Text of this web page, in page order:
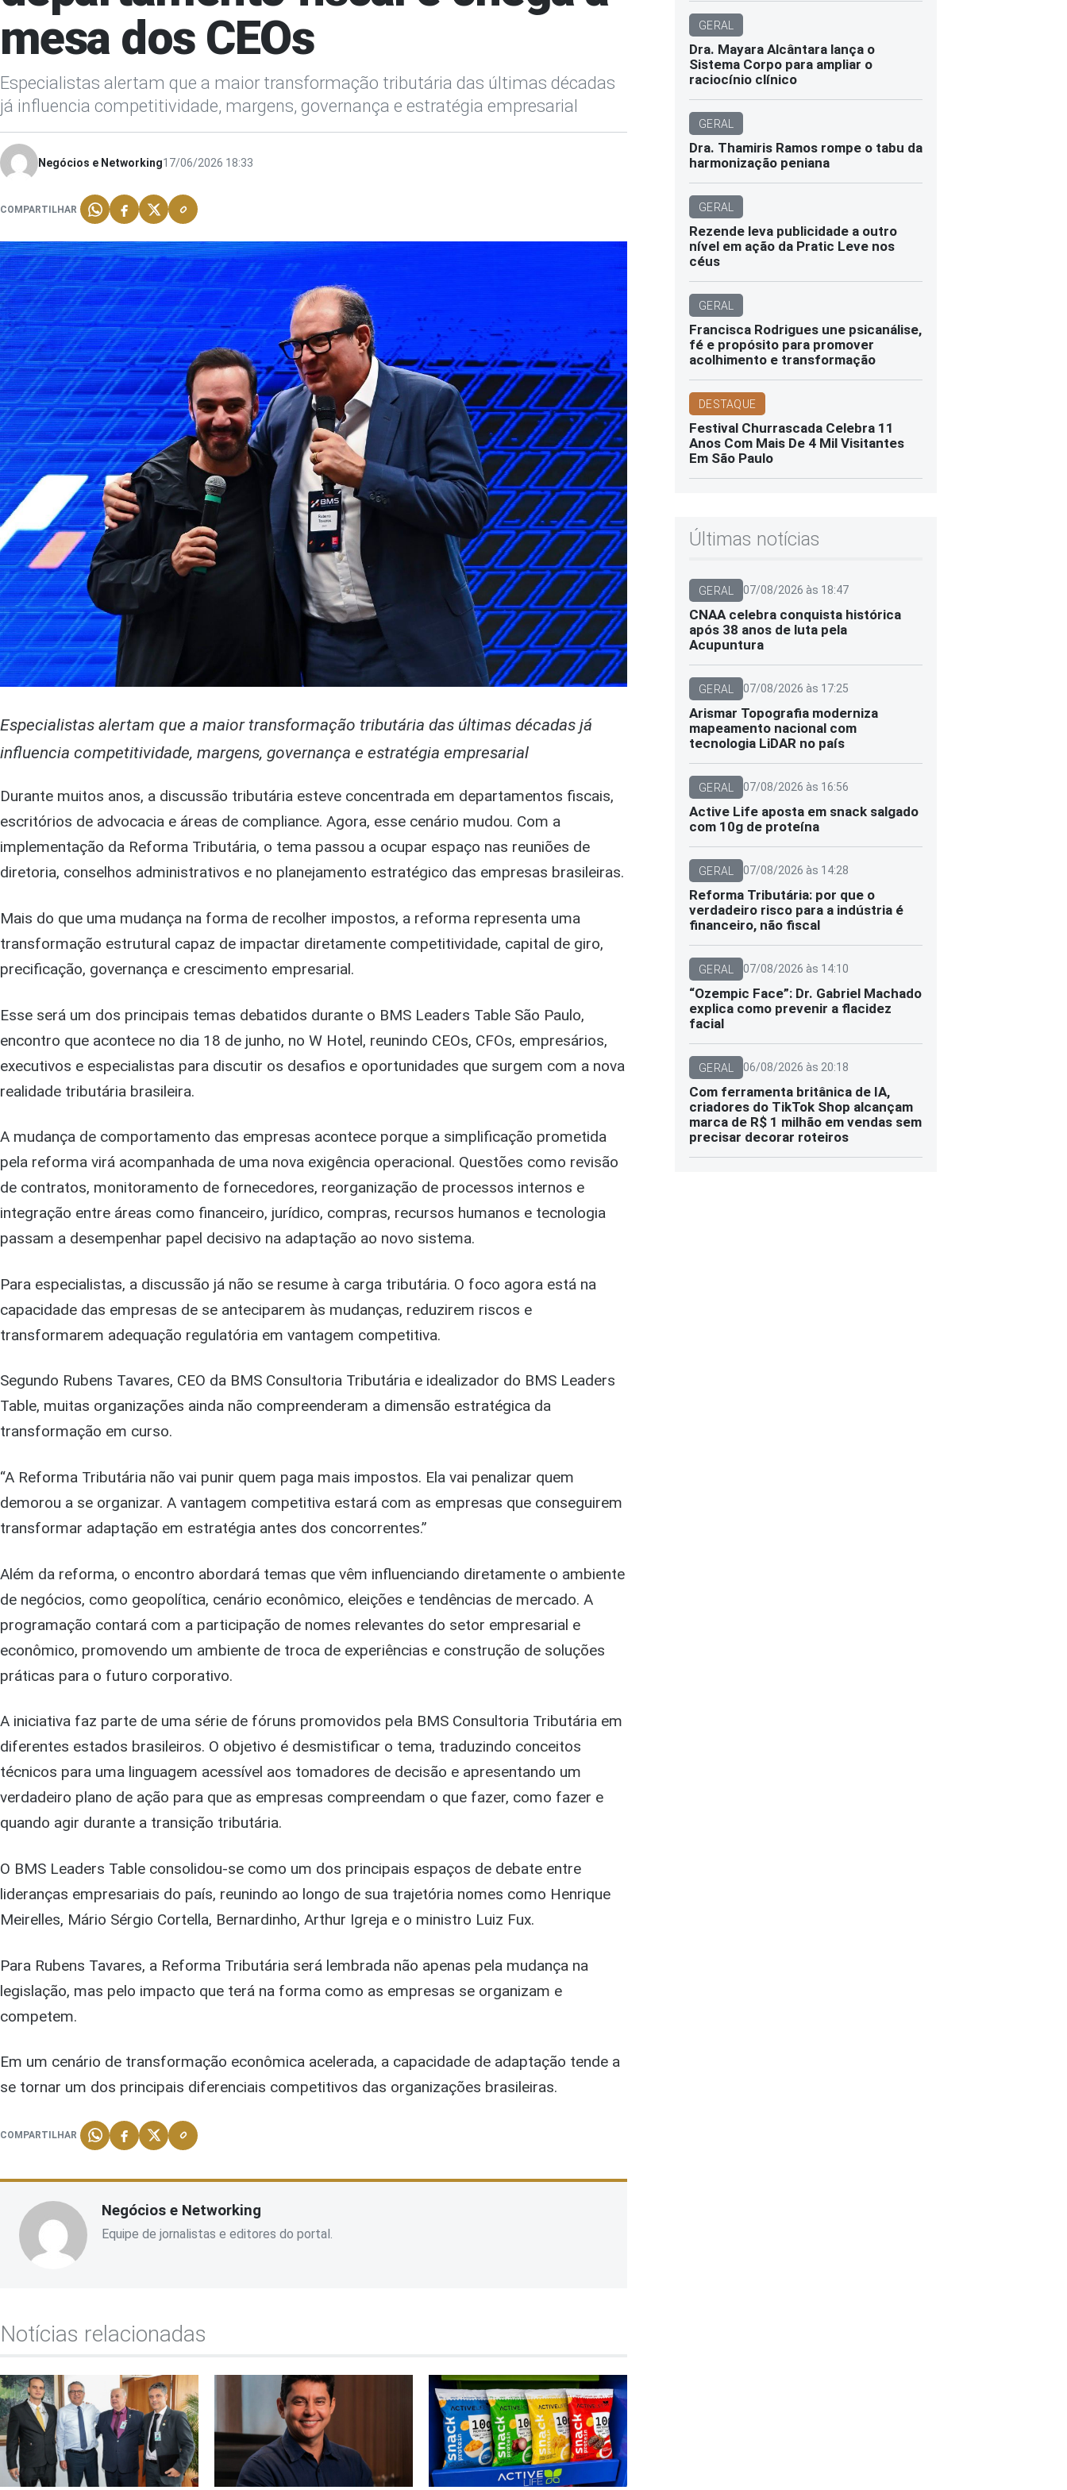
mesa dos CEOs
Especialistas alertam que a maior transformação tributária das últimas décadas
já influencia competitividade, margens, governança e estratégia empresarial
Negócios e Networking17/06/2026 18:33
COMPARTILHAR
Especialistas alertam que a maior transformação tributária das últimas décadas já
influencia competitividade, margens, governança e estratégia empresarial
Durante muitos anos, a discussão tributária esteve concentrada em departamentos fiscais,
escritórios de advocacia e áreas de compliance. Agora, esse cenário mudou. Com a
implementação da Reforma Tributária, o tema passou a ocupar espaço nas reuniões de
diretoria, conselhos administrativos e no planejamento estratégico das empresas brasileiras.
Mais do que uma mudança na forma de recolher impostos, a reforma representa uma
transformação estrutural capaz de impactar diretamente competitividade, capital de giro,
precificação, governança e crescimento empresarial.
Esse será um dos principais temas debatidos durante o BMS Leaders Table São Paulo,
encontro que acontece no dia 18 de junho, no W Hotel, reunindo CEOs, CFOs, empresários,
executivos e especialistas para discutir os desafios e oportunidades que surgem com a nova
realidade tributária brasileira.
A mudança de comportamento das empresas acontece porque a simplificação prometida
pela reforma virá acompanhada de uma nova exigência operacional. Questões como revisão
de contratos, monitoramento de fornecedores, reorganização de processos internos e
integração entre áreas como financeiro, jurídico, compras, recursos humanos e tecnologia
passam a desempenhar papel decisivo na adaptação ao novo sistema.
Para especialistas, a discussão já não se resume à carga tributária. O foco agora está na
capacidade das empresas de se anteciparem às mudanças, reduzirem riscos e
transformarem adequação regulatória em vantagem competitiva.
Segundo Rubens Tavares, CEO da BMS Consultoria Tributária e idealizador do BMS Leaders
Table, muitas organizações ainda não compreenderam a dimensão estratégica da
transformação em curso.
“A Reforma Tributária não vai punir quem paga mais impostos. Ela vai penalizar quem
demorou a se organizar. A vantagem competitiva estará com as empresas que conseguirem
transformar adaptação em estratégia antes dos concorrentes.”
Além da reforma, o encontro abordará temas que vêm influenciando diretamente o ambiente
de negócios, como geopolítica, cenário econômico, eleições e tendências de mercado. A
programação contará com a participação de nomes relevantes do setor empresarial e
econômico, promovendo um ambiente de troca de experiências e construção de soluções
práticas para o futuro corporativo.
A iniciativa faz parte de uma série de fóruns promovidos pela BMS Consultoria Tributária em
diferentes estados brasileiros. O objetivo é desmistificar o tema, traduzindo conceitos
técnicos para uma linguagem acessível aos tomadores de decisão e apresentando um
verdadeiro plano de ação para que as empresas compreendam o que fazer, como fazer e
quando agir durante a transição tributária.
O BMS Leaders Table consolidou-se como um dos principais espaços de debate entre
lideranças empresariais do país, reunindo ao longo de sua trajetória nomes como Henrique
Meirelles, Mário Sérgio Cortella, Bernardinho, Arthur Igreja e o ministro Luiz Fux.
Para Rubens Tavares, a Reforma Tributária será lembrada não apenas pela mudança na
legislação, mas pelo impacto que terá na forma como as empresas se organizam e
competem.
Em um cenário de transformação econômica acelerada, a capacidade de adaptação tende a
se tornar um dos principais diferenciais competitivos das organizações brasileiras.
COMPARTILHAR
Negócios e Networking
Equipe de jornalistas e editores do portal.
Notícias relacionadas
GERAL
Dra. Mayara Alcântara lança o
Sistema Corpo para ampliar o
raciocínio clínico
GERAL
Dra. Thamiris Ramos rompe o tabu da
harmonização peniana
GERAL
Rezende leva publicidade a outro
nível em ação da Pratic Leve nos
céus
GERAL
Francisca Rodrigues une psicanálise,
fé e propósito para promover
acolhimento e transformação
DESTAQUE
Festival Churrascada Celebra 11
Anos Com Mais De 4 Mil Visitantes
Em São Paulo
Últimas notícias
GERAL 07/08/2026 às 18:47
CNAA celebra conquista histórica
após 38 anos de luta pela
Acupuntura
GERAL 07/08/2026 às 17:25
Arismar Topografia moderniza
mapeamento nacional com
tecnologia LiDAR no país
GERAL 07/08/2026 às 16:56
Active Life aposta em snack salgado
com 10g de proteína
GERAL 07/08/2026 às 14:28
Reforma Tributária: por que o
verdadeiro risco para a indústria é
financeiro, não fiscal
GERAL 07/08/2026 às 14:10
“Ozempic Face”: Dr. Gabriel Machado
explica como prevenir a flacidez
facial
GERAL 06/08/2026 às 20:18
Com ferramenta britânica de IA,
criadores do TikTok Shop alcançam
marca de R$ 1 milhão em vendas sem
precisar decorar roteiros